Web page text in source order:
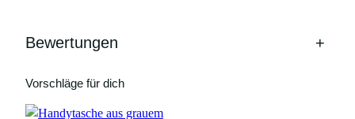
Bewertungen +
Vorschläge für dich